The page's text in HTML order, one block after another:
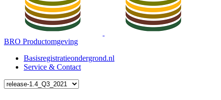
BRO Productomgeving
Basisregistratieondergrond.nl
Service & Contact